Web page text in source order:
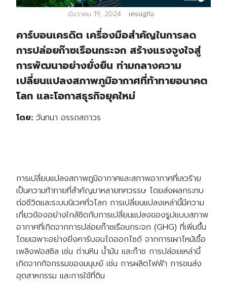
ธันวาคม 19, 2024 เศรษฐกิจ
คาร์บอนเครดิต เครื่องมือสำคัญในการลด
การปล่อยก๊าซเรือนกระจก สร้างแรงจูงใจสู่
การพัฒนาอย่างยั่งยืน ท่ามกลางความ
เปลี่ยนแปลงสภาพภูมิอากาศที่ท้าทายอนาคต
โลก และโอกาสธุรกิจยุคใหม่
โดย: วันทนา อรรถสถาวร
การเปลี่ยนแปลงสภาพภูมิอากาศและสภาพอากาศที่เลวร้าย
เป็นความท้าทายที่สำคัญมาหลายทศวรรษ โดยส่งผลกระทบ
ต่อชีวิตและระบบนิเวศทั่วโลก การเปลี่ยนแปลงเหล่านี้มีความ
เกี่ยวข้องอย่างใกล้ชิดกับการเปลี่ยนแปลงของรูปแบบสภาพ
อากาศที่เกิดจากการปล่อยก๊าซเรือนกระจก (GHG) ที่เพิ่มขึ้น
โดยเฉพาะอย่างยิ่งคาร์บอนไดออกไซด์ จากการเผาไหม้เชื้อ
เพลิงฟอสซิล เช่น ถ่านหิน น้ำมัน และก๊าซ การปล่อยเหล่านี้
เกิดจากกิจกรรมของมนุษย์ เช่น การผลิตไฟฟ้า การขนส่ง
อุตสาหกรรม และการใช้ที่ดิน